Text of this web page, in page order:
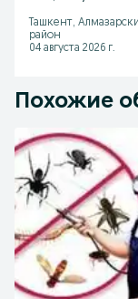
ушлаш
Ташкент,
район
04 августа 2026 г.
Похожие